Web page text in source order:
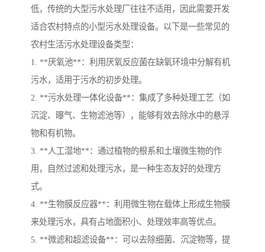
低，传统的大型污水处理厂往往不适用，因此需要开发
适合农村特点的小型污水处理设备。以下是一些常见的
农村生活污水处理设备类型：
1. **厌氧池**：利用厌氧反应菌在缺氧环境中分解有机
污水，适用于污水的初步处理。
2. **污水处理一体化设备**：集成了多种处理工艺（如
沉淀、曝气、生物滤池等），能够有效去除水中的悬浮
物和有机物。
3. **人工湿地**：通过植物的根系和土壤微生物的作
用，自然过滤和处理污水，是一种生态友好的处理方
式。
4. **生物膜反应器**：利用微生物在载体上形成生物膜
来处理污水，具有占地面积小、处理效率高等优点。
5. **微滤和超滤设备**：可以去除细菌、沉淀物等，提